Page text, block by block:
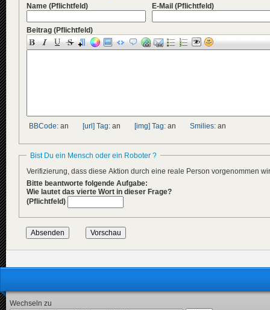
Name (Pflichtfeld) E-Mail (Pflichtfeld)
Beitrag (Pflichtfeld)
BBCode: an [url] Tag: an [img] Tag: an Smilies: an
Bist Du ein Mensch oder ein Roboter ?
Verifizierung, dass diese Aktion durch eine reale Person vorgenommen
Bitte beantworte folgende Aufgabe:
Wie lautet das vierte Wort in dieser Frage?
(Pflichtfeld)
Wechseln zu